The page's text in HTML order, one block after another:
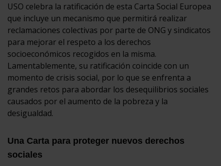
USO celebra la ratificación de esta Carta Social Europea
que incluye un mecanismo que permitirá realizar
reclamaciones colectivas por parte de ONG y sindicatos
para mejorar el respeto a los derechos
socioeconómicos recogidos en la misma.
Lamentablemente, su ratificación coincide con un
momento de crisis social, por lo que se enfrenta a
grandes retos para abordar los desequilibrios sociales
causados por el aumento de la pobreza y la
desigualdad.
Una Carta para proteger nuevos derechos
sociales